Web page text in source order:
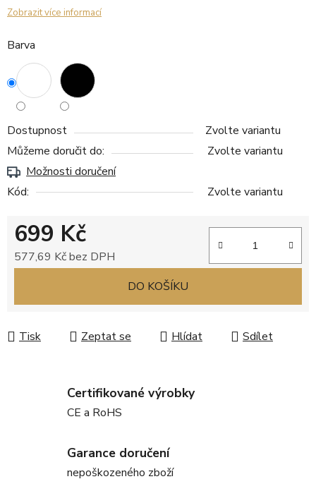
Zobrazit více informací
Barva
Dostupnost
Zvolte variantu
Můžeme doručit do:
Zvolte variantu
Možnosti doručení
Kód:
Zvolte variantu
699 Kč
577,69 Kč bez DPH
DO KOŠÍKU
Tisk Zeptat se Hlídat Sdílet
Certifikované výrobky
CE a RoHS
Garance doručení
nepoškozeného zboží